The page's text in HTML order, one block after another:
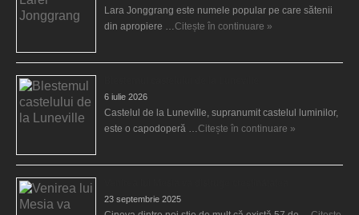
Lara Jonggrang este numele popular pe care sătenii
din apropiere …Citește în continuare »
6 iulie 2026
Castelul de la Luneville, supranumit castelul luminilor,
este o capodoperă …Citește în continuare »
23 septembrie 2025